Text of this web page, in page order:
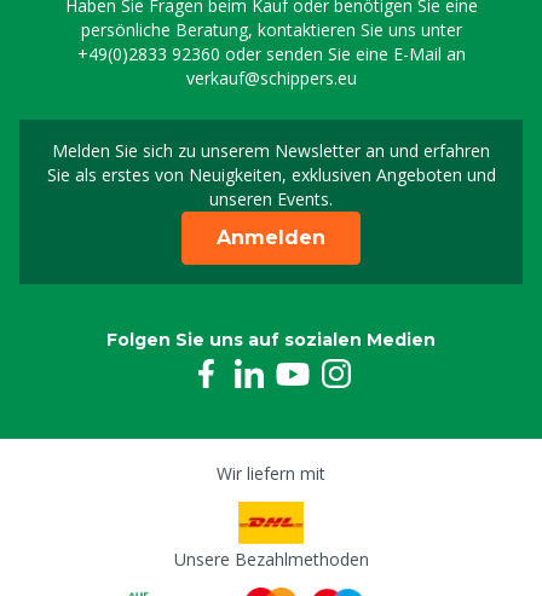
Haben Sie Fragen beim Kauf oder benötigen Sie eine
persönliche Beratung, kontaktieren Sie uns unter
+49(0)2833 92360 oder senden Sie eine E-Mail an
verkauf@schippers.eu
Melden Sie sich zu unserem Newsletter an und erfahren
Sie als erstes von Neuigkeiten, exklusiven Angeboten und
unseren Events.
Melden Sie sich für
Anmelden
Folgen Sie uns auf sozialen Medien
Wir liefern mit
Unsere Bezahlmethoden